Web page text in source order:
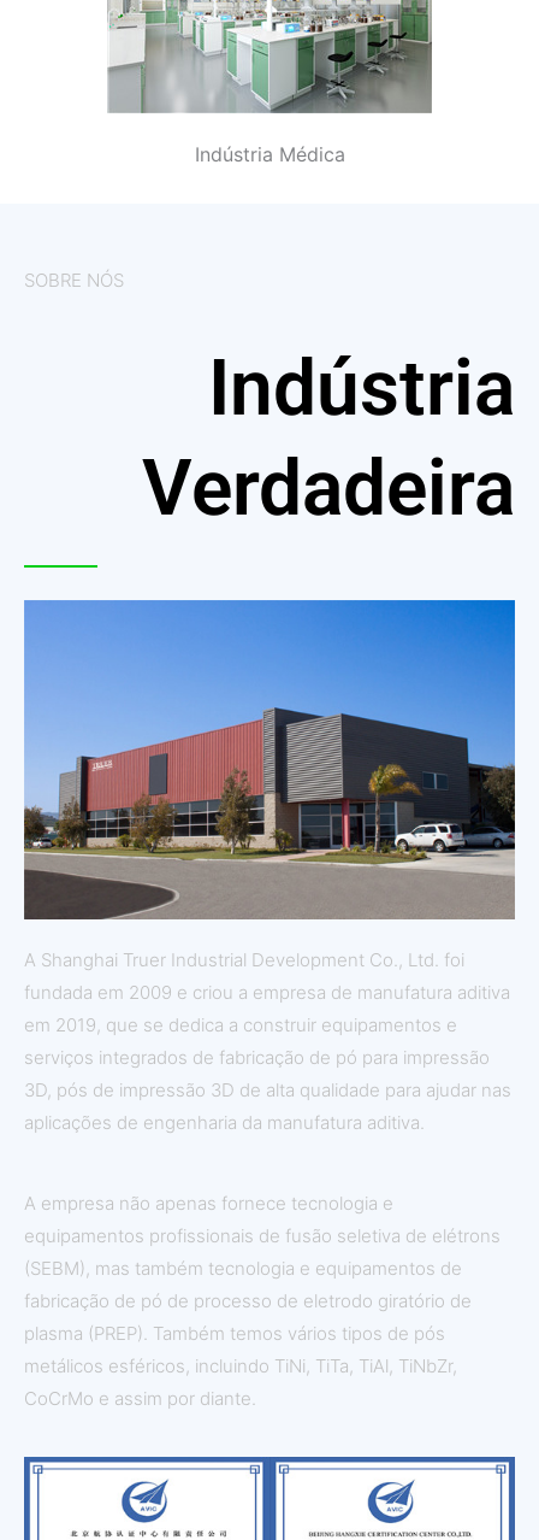
Indústria Médica
SOBRE NÓS
Indústria
Verdadeira
A Shanghai Truer Industrial Development Co., Ltd. foi
fundada em 2009 e criou a empresa de manufatura aditiva
em 2019, que se dedica a construir equipamentos e
serviços integrados de fabricação de pó para impressão
3D, pós de impressão 3D de alta qualidade para ajudar nas
aplicações de engenharia da manufatura aditiva.
A empresa não apenas fornece tecnologia e
equipamentos profissionais de fusão seletiva de elétrons
(SEBM), mas também tecnologia e equipamentos de
fabricação de pó de processo de eletrodo giratório de
plasma (PREP). Também temos vários tipos de pós
metálicos esféricos, incluindo TiNi, TiTa, TiAl, TiNbZr,
CoCrMo e assim por diante.